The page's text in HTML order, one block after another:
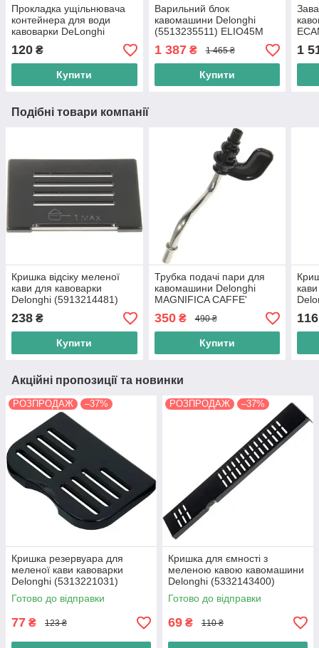
Прокладка ущільнювача
контейнера для води
кавоварки DeLonghi
(5313236431)
120 ₴
Купити
Варильний блок
кавомашини Delonghi
(5513235511) ELIO45M
EABI66.00 MAGNIFICA
ESAM3300
1 387₴ 1 465 ₴
Купити
1
Подібні товари компанії
Кришка відсіку меленої
кави для кавоварки
Delonghi (5913214481)
238 ₴
Купити
Трубка подачі пари для
кавомашини Delonghi
MAGNIFICA CAFFE'
350₴ 490 ₴
Купити
116
Акційні пропозиції та новинки
РОЗПРОДАЖ –37%
Кришка резервуара для
меленої кави кавоварки
Delonghi (5313221031)
Готово до відправки
77 ₴ 123 ₴
РОЗПРОДАЖ –37%
Кришка для ємності з
меленою кавою кавомашини
Delonghi (5332143400)
Готово до відправки
69 ₴ 110 ₴